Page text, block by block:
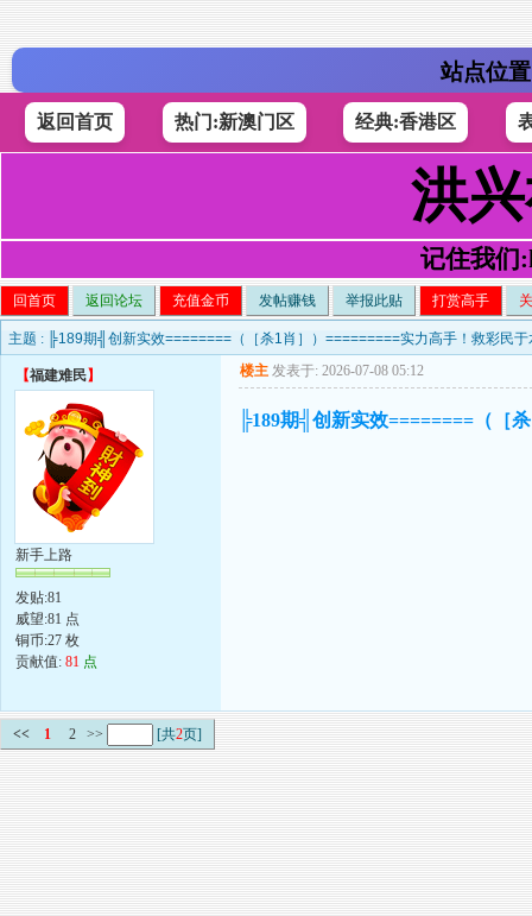
站点位
返回首页 热门:新澳门区 经典:香港区
洪
记住我们
回首页 返回论坛 充值金币 发帖赚钱 举报此贴 打赏高手
主题 : ╠189期╣创新实效========（［杀1肖］）=========实力高手！救彩民
【福建难民】
新手上路
发贴:81
威望:81 点
铜币:27 枚
贡献值: 81 点
楼主 发表于: 2026-07-08 05:12
╠189期╣创新实效========（［
<< 1 2 >> [共2页]